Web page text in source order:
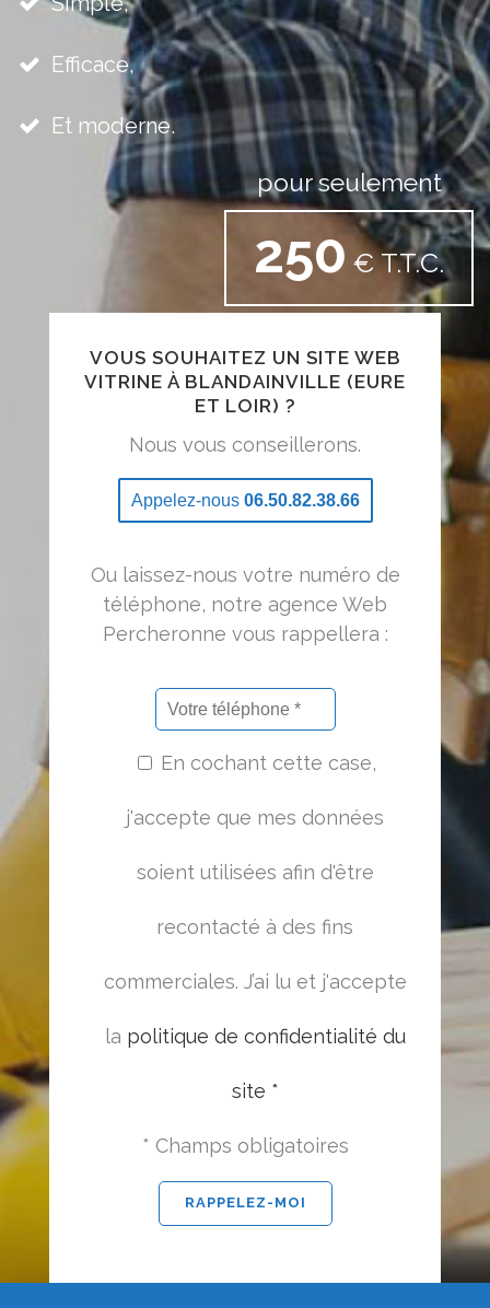
Efficace,
Et moderne.
pour seulement
250 € T.T.C.
VOUS SOUHAITEZ UN SITE WEB
VITRINE À BLANDAINVILLE (EURE
ET LOIR) ?
Nous vous conseillerons.
Appelez-nous 06.50.82.38.66
Ou laissez-nous votre numéro de
téléphone, notre agence Web
Percheronne vous rappellera :
En cochant cette case,
j'accepte que mes données
soient utilisées afin d'être
recontacté à des fins
commerciales. J’ai lu et j'accepte
la politique de confidentialité du
site *
* Champs obligatoires